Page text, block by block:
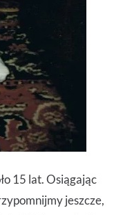
15 lat. Osiągając
jeszcze,